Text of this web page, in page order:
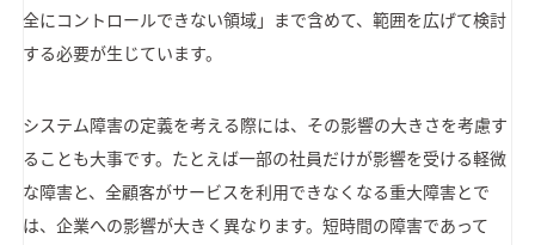
全にコントロールできない領域」まで含めて、範囲を広げて検討
する必要が生じています。
システム障害の定義を考える際には、その影響の大きさを考慮す
ることも大事です。たとえば一部の社員だけが影響を受ける軽微
な障害と、全顧客がサービスを利用できなくなる重大障害とで
は、企業への影響が大きく異なります。短時間の障害であって